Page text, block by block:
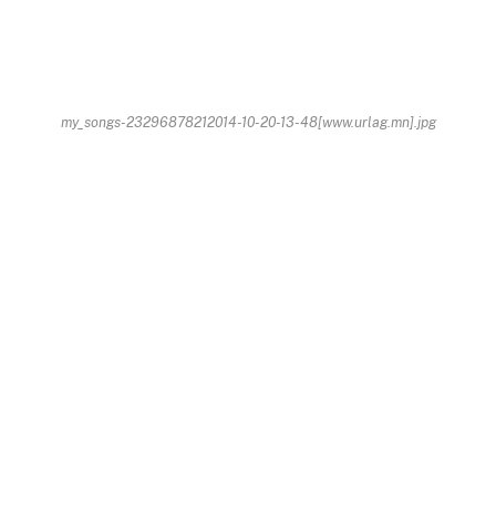
my_songs-23296878212014-10-20-13-48[www.urlag.mn].jpg